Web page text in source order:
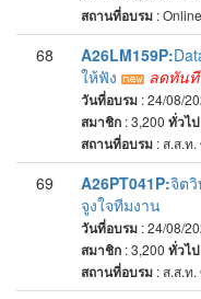
สถานที่อบรม :Online
68 A26LM159P:
ให้ฟัง
ลดทันที
วันที่อบรม : 24/08/
สมาชิก : 3,200 ทั่วไป
สถานที่อบรม : ส.ส.ท
69 A26PT041P:จิต
จูงใจทีมงาน
วันที่อบรม : 24/08/
สมาชิก : 3,200 ทั่วไป
สถานที่อบรม : ส.ส.ท